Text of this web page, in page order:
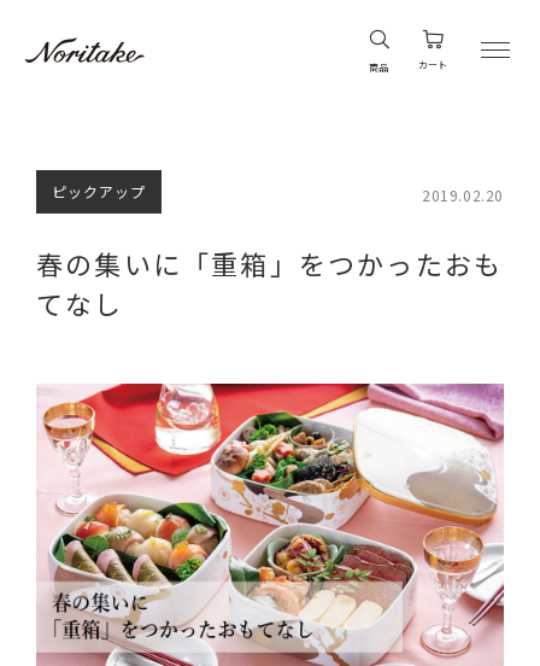
商品 カート
ピックアップ 2019.02.20
春の集いに「重箱」をつかったおも
てなし